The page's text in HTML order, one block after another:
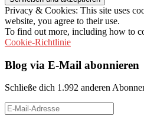
Privacy & Cookies: This site uses
website, you agree to their use.
To find out more, including how to
Cookie-Richtlinie
Blog via E-Mail abonnieren
Schließe dich 1.992 anderen
E-